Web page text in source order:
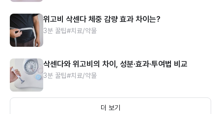
위고비 삭센다 체중 감량 효과 차이는?
3분 꿀팁#치료/약물
삭센다와 위고비의 차이, 성분·효과·투여법 비교
3분 꿀팁#치료/약물
더 보기